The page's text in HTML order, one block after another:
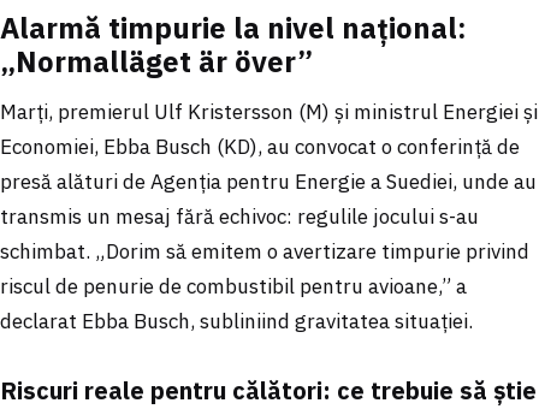
Alarmă timpurie la nivel național:
„Normalläget är över”
Marți, premierul Ulf Kristersson (M) și ministrul Energiei și
Economiei, Ebba Busch (KD), au convocat o conferință de
presă alături de Agenția pentru Energie a Suediei, unde au
transmis un mesaj fără echivoc: regulile jocului s-au
schimbat. „Dorim să emitem o avertizare timpurie privind
riscul de penurie de combustibil pentru avioane,” a
declarat Ebba Busch, subliniind gravitatea situației.
Riscuri reale pentru călători: ce trebuie să știe